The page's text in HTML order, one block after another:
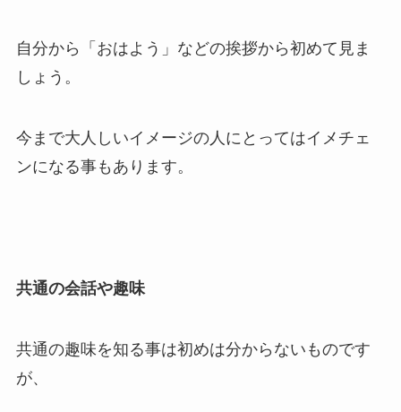
自分から「おはよう」などの挨拶から初めて見ま
しょう。
今まで大人しいイメージの人にとってはイメチェ
ンになる事もあります。
共通の会話や趣味
共通の趣味を知る事は初めは分からないものです
が、